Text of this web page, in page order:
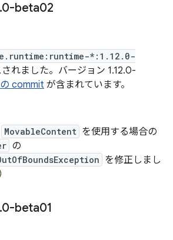
.0-beta02
*:1.12.0-
れました。バージョン 1.12.0-
commit が含まれています。
MovableContent を使用する場合の
の
を修正しまし
.0-beta01